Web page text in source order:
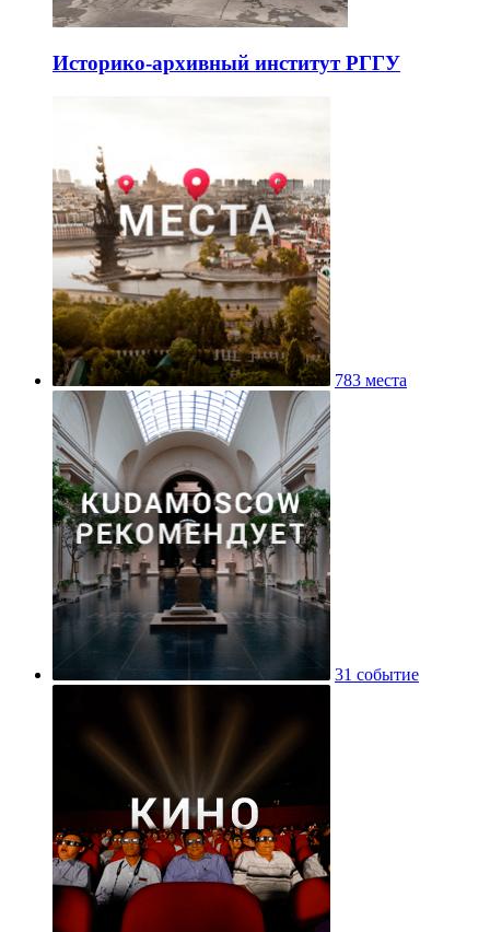
Историко-архивный институт РГГУ
783 места
31 событие